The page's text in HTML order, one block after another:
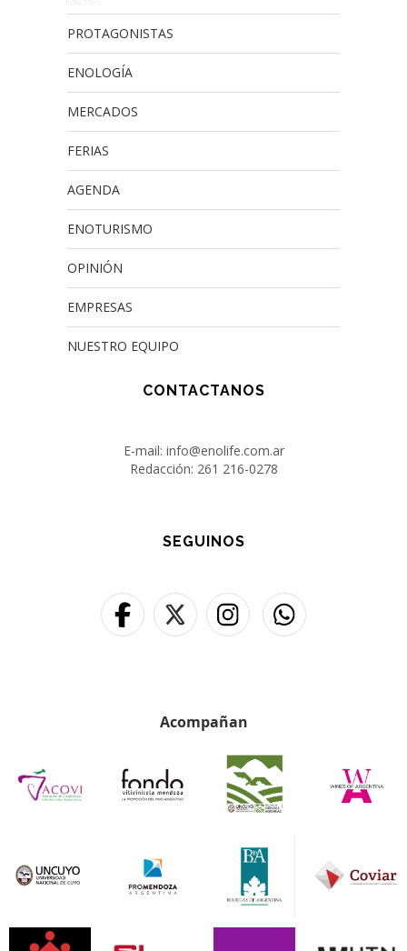
PROTAGONISTAS
ENOLOGÍA
MERCADOS
FERIAS
AGENDA
ENOTURISMO
OPINIÓN
EMPRESAS
NUESTRO EQUIPO
CONTACTANOS
E-mail: info@enolife.com.ar
Redacción: 261 216-0278
SEGUINOS
Acompañan